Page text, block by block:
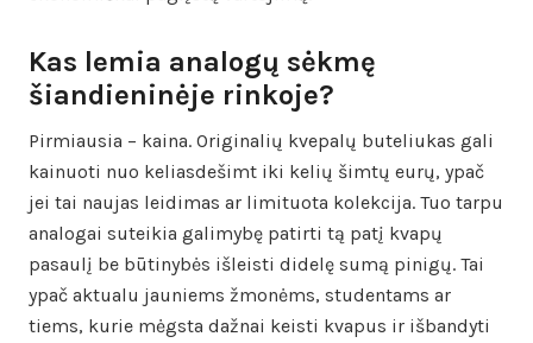
Kas lemia analogų sėkmę
šiandieninėje rinkoje?
Pirmiausia – kaina. Originalių kvepalų buteliukas gali
kainuoti nuo keliasdešimt iki kelių šimtų eurų, ypač
jei tai naujas leidimas ar limituota kolekcija. Tuo tarpu
analogai suteikia galimybę patirti tą patį kvapų
pasaulį be būtinybės išleisti didelę sumą pinigų. Tai
ypač aktualu jauniems žmonėms, studentams ar
tiems, kurie mėgsta dažnai keisti kvapus ir išbandyti